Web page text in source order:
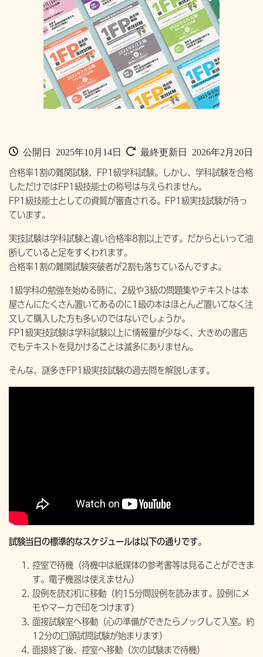
公開日 2025年10月14日 最終更新日 2026年2月20日
合格率1割の難関試験、FP1級学科試験。しかし、学科試験を合格
しただけではFP1級技能士の称号は与えられません。
FP1級技能士としての資質が審査される。FP1級実技試験が待っ
ています。
実技試験は学科試験と違い合格率8割以上です。だからといって油
断していると足をすくわれます。
合格率1割の難関試験突破者が2割も落ちているんですよ。
1級学科の勉強を始める時に、2級や3級の問題集やテキストは本
屋さんにたくさん置いてあるのに1級の本はほとんど置いてなく注
文して購入した方も多いのではないでしょうか。
FP1級実技試験は学科試験以上に情報量が少なく、大きめの書店
でもテキストを見かけることは滅多にありません。
そんな、謎多きFP1級実技試験の過去問を解説します。
試験当日の標準的なスケジュールは以下の通りです。
控室で待機（待機中は紙媒体の参考書等は見ることができま
す。電子機器は使えません）
設例を読む机に移動（約15分間設例を読みます。設例にメ
モやマーカで印をつけます）
面接試験室へ移動（心の準備ができたらノックして入室。約
12分の口頭試問試験が始まります）
面接終了後、控室へ移動（次の試験まで待機）